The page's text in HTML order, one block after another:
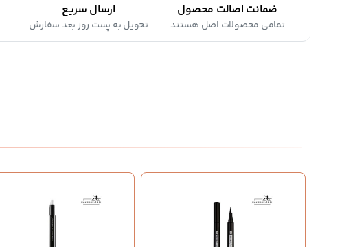
ضمانت اصالت محصول
تمامی محصولات اصل هستند
ارسال سریع
تحویل به پست روز بعد سفارش